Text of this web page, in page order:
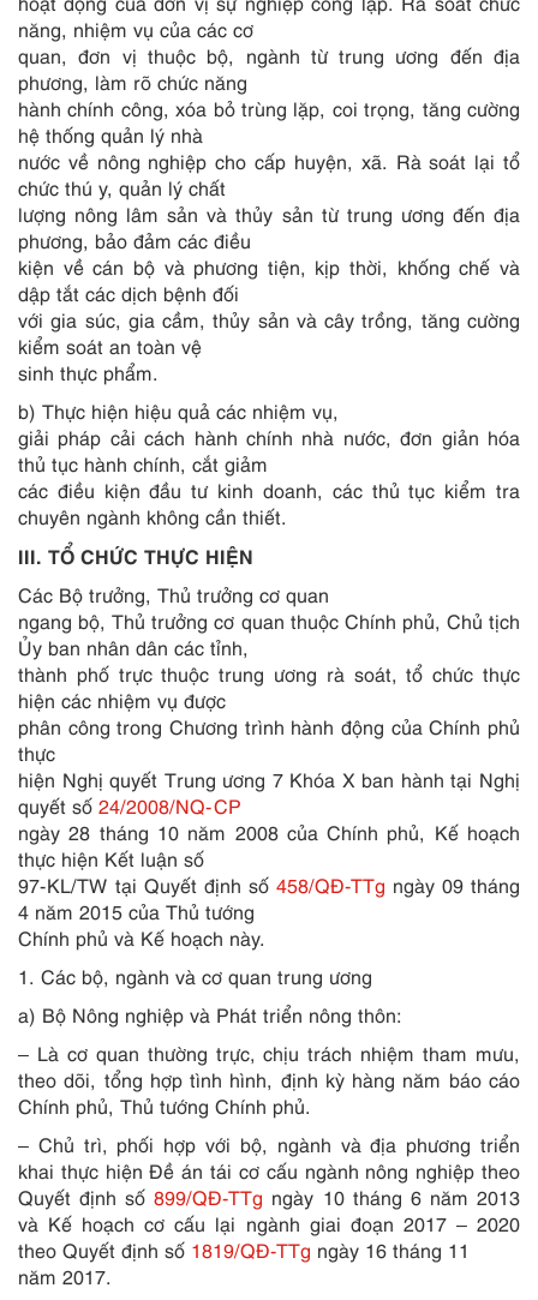
năng, nhiệm vụ của các cơ
quan, đơn vị thuộc bộ, ngành từ trung ương đến địa
phương, làm rõ chức năng
hành chính công, xóa bỏ trùng lặp, coi trọng, tăng cường
hệ thống quản lý nhà
nước về nông nghiệp cho cấp huyện, xã. Rà soát lại tổ
chức thú y, quản lý chất
lượng nông lâm sản và thủy sản từ trung ương đến địa
phương, bảo đảm các điều
kiện về cán bộ và phương tiện, kịp thời, khống chế và
dập tắt các dịch bệnh đối
với gia súc, gia cầm, thủy sản và cây trồng, tăng cường
kiểm soát an toàn vệ
sinh thực phẩm.
b) Thực hiện hiệu quả các nhiệm vụ,
giải pháp cải cách hành chính nhà nước, đơn giản hóa
thủ tục hành chính, cắt giảm
các điều kiện đầu tư kinh doanh, các thủ tục kiểm tra
chuyên ngành không cần thiết.
III. TỔ CHỨC THỰC HIỆN
Các Bộ trưởng, Thủ trưởng cơ quan
ngang bộ, Thủ trưởng cơ quan thuộc Chính phủ, Chủ tịch
Ủy ban nhân dân các tỉnh,
thành phố trực thuộc trung ương rà soát, tổ chức thực
hiện các nhiệm vụ được
phân côngtrong Chương trình hành động của Chính phủ
thực
hiện Nghị quyết Trung ương 7 Khóa X ban hành tại Nghị
quyết số 24/2008/NQ-CP
ngày 28 tháng 10 năm 2008 của Chính phủ, Kế hoạch
thực hiện Kết luận số
97-KL/TW tại Quyết định số 458/QĐ-TTg ngày 09 tháng
4 năm 2015 của Thủ tướng
Chính phủ và Kế hoạch này.
1. Các bộ, ngành và cơ quan trung ương
a) Bộ Nông nghiệp và Phát triển nông thôn:
– Là cơ quan thường trực, chịu trách nhiệm tham mưu,
theo dõi, tổng hợp tình hình, định kỳ hàng năm báo cáo
Chính phủ, Thủ tướng Chính phủ.
– Chủ trì, phối hợp với bộ, ngành và địa phương triển
khai thực hiện Đề án tái cơ cấu ngành nông nghiệp theo
Quyết định số899/QĐ-TTg ngày 10 tháng 6 năm 2013
và Kế hoạch cơ cấu lại ngành giai đoạn 2017 – 2020
theo Quyết định số 1819/QĐ-TTg ngày 16 tháng 11
năm 2017.